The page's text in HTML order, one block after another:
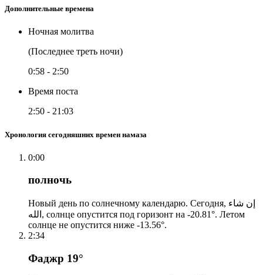
Дополнительные времена
Ночная молитва
(Последнее треть ночи)
0:58 - 2:50
Время поста
2:50 - 21:03
Хронология сегодняшних времен намаза
0:00
полночь
Новый день по солнечному календарю. Сегодня, إن شاء
الله, солнце опустится под горизонт на -20.81°. Летом
солнце не опустится ниже -13.56°.
2:34
Фаджр 19°